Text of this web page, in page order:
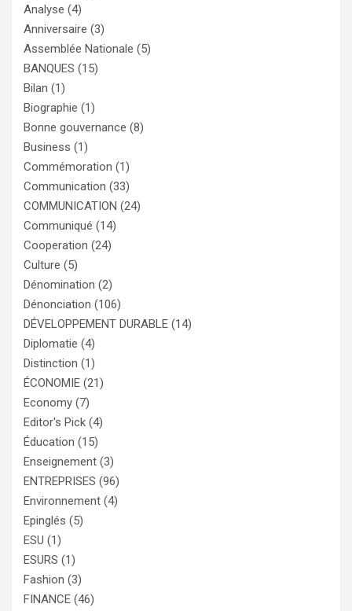
Analyse (4)
Anniversaire (3)
Assemblée Nationale (5)
BANQUES (15)
Bilan (1)
Biographie (1)
Bonne gouvernance (8)
Business (1)
Commémoration (1)
Communication (33)
COMMUNICATION (24)
Communiqué (14)
Cooperation (24)
Culture (5)
Dénomination (2)
Dénonciation (106)
DÉVELOPPEMENT DURABLE (14)
Diplomatie (4)
Distinction (1)
ÉCONOMIE (21)
Economy (7)
Editor's Pick (4)
Éducation (15)
Enseignement (3)
ENTREPRISES (96)
Environnement (4)
Epinglés (5)
ESU (1)
ESURS (1)
Fashion (3)
FINANCE (46)